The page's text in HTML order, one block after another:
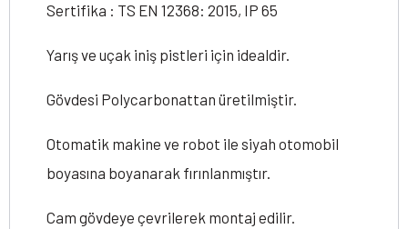
Sertifika : TS EN 12368: 2015, IP 65
Yarış ve uçak iniş pistleri için idealdir.
Gövdesi Polycarbonattan üretilmiştir.
Otomatik makine ve robot ile siyah otomobil
boyasına boyanarak fırınlanmıştır.
Cam gövdeye çevrilerek montaj edilir.